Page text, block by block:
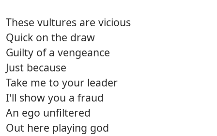
These vultures are vicious
Quick on the draw
Guilty of a vengeance
Just because
Take me to your leader
I'll show you a fraud
An ego unfiltered
Out here playing god